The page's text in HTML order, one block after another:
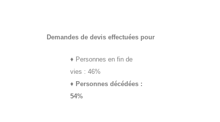
Demandes de devis effectuées pour
♦ Personnes en fin de
vies : 46%
♦ Personnes décédées :
54%